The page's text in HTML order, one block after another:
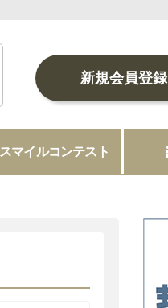
新規会員登録
スマイルコンテスト